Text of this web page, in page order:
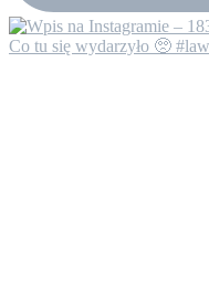
Co tu się wydarzyło 🥺